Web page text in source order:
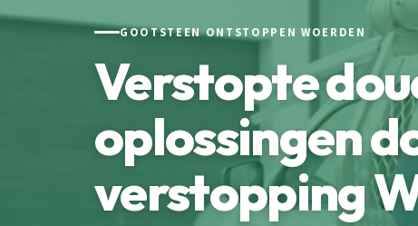
GOOTSTEEN ONTSTOPPEN WOERDEN
Verstopte
oplossingen
verstopping